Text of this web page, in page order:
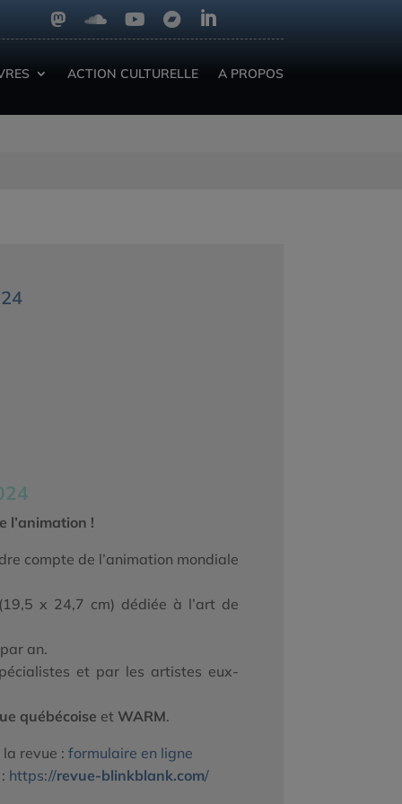
    
ACTION CULTURELLE A PROPOS
l’animation !
compte de l’animation mondiale
x 24,7 cm) dédiée à l’art de
an.
et par les artistes eux-
québécoise et WARM.
revue : formulaire en ligne
https://revue-blinkblank.com/